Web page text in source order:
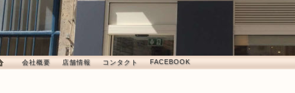
Fromagerie
会社概要 店舗情報 コンタクト FACEBOOK